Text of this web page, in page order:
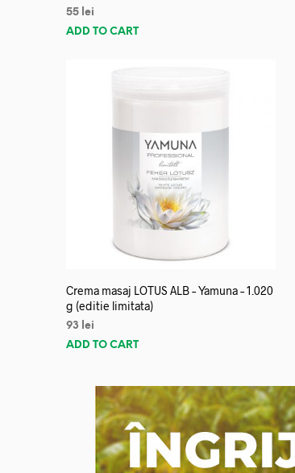
55 lei
ADD TO CART
Crema masaj LOTUS ALB – Yamuna – 1.020
g (editie limitata)
93
lei
ADD TO CART